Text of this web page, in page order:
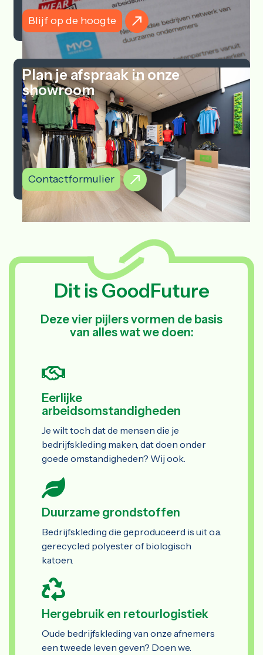
Blijf op de hoogte
Plan je afspraak in onze
showroom
Contactformulier
Dit is GoodFuture
Deze vier pijlers vormen de basis
van alles wat we doen:
Eerlijke
arbeidsomstandigheden
Je wilt toch dat de mensen die je
bedrijfskleding maken, dat doen onder
goede omstandigheden? Wij ook.
Duurzame grondstoffen
Bedrijfskleding die geproduceerd is uit o.a.
gerecycled polyester of biologisch
katoen.
Hergebruik en retourlogistiek
Oude bedrijfskleding van onze afnemers
een tweede leven geven? Doen we.